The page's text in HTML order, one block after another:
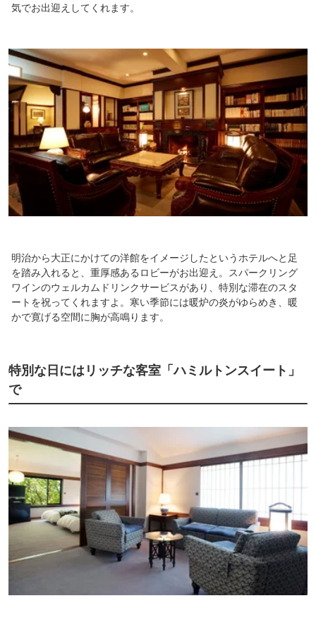
気でお出迎えしてくれます。
明治から大正にかけての洋館をイメージしたというホテルへと足
を踏み入れると、重厚感あるロビーがお出迎え。スパークリング
ワインのウェルカムドリンクサービスがあり、特別な滞在のスタ
ートを祝ってくれますよ。寒い季節には暖炉の炎がゆらめき、暖
かで寛げる空間に胸が高鳴ります。
特別な日にはリッチな客室「ハミルトンスイート」
で